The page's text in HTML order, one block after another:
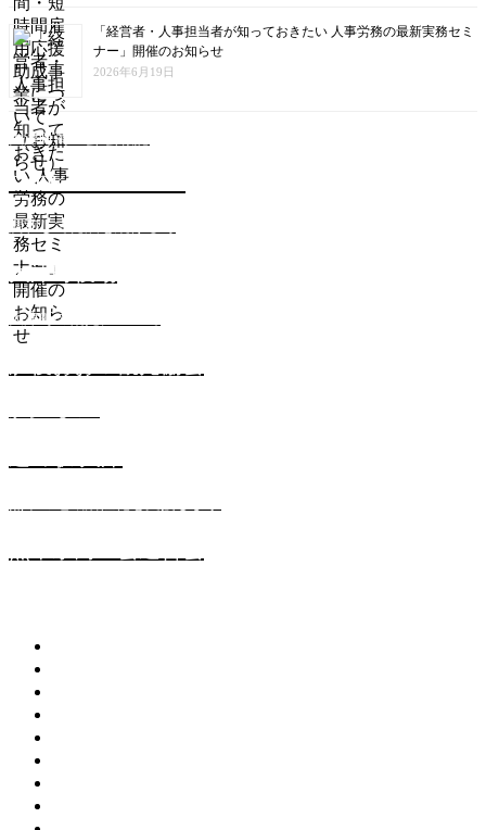
「経営者・人事担当者が知っておきたい 人事労務の最新実務セミ
ナー」開催のお知らせ
2026年6月19日
大津町商工会 会報誌
SHOKOKAI NEWS
調和して発展を続ける町
大津町役場
大津町の観光について